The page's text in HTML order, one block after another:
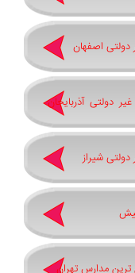
اصفهان
دولتی آذربایجان
شیراز
مدارس تهران